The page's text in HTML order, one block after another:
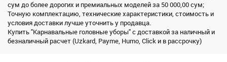
сум до более дорогих и премиальных моделей за 50 000,00 сум;
Точную комплектацию, технические характеристики, стоимость и
условия доставки лучше уточнить у продавца.
Купить "Карнавальные головные уборы" с доставкой за наличный и
безналичный расчет (Uzkard, Payme, Humo, Click и в рассрочку)